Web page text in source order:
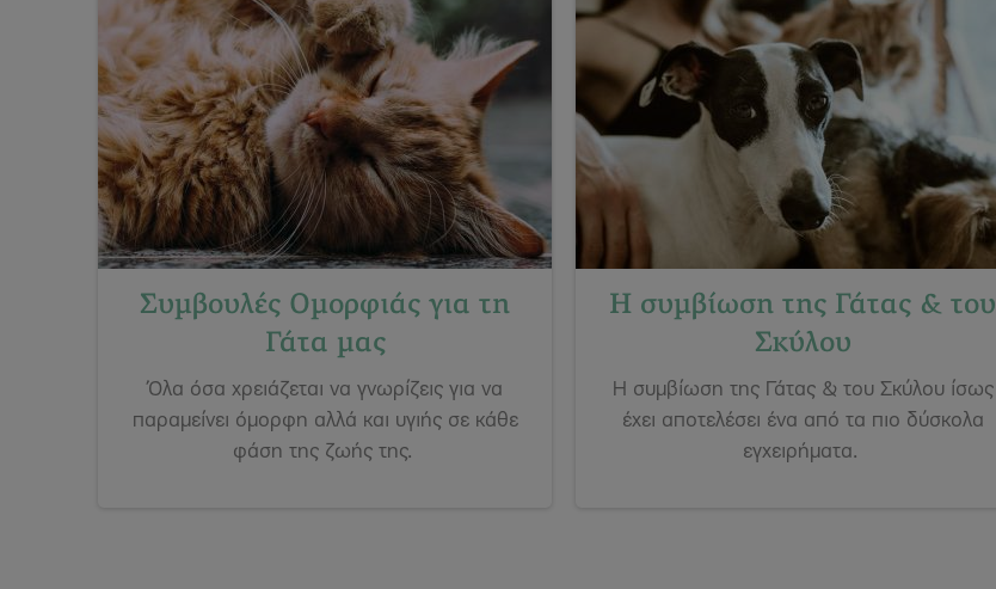
Συμβουλές Ομορφιάς για τη
Γάτα μας
Όλα όσα χρειάζεται να γνωρίζεις για να
παραμείνει όμορφη αλλά και υγιής σε κάθε
φάση της ζωής της.
Η συμβίωση της Γάτας & του
Σκύλου
Η συμβίωση της Γάτας & του Σκύλου ίσως
έχει αποτελέσει ένα από τα πιο δύσκολα
εγχειρήματα.